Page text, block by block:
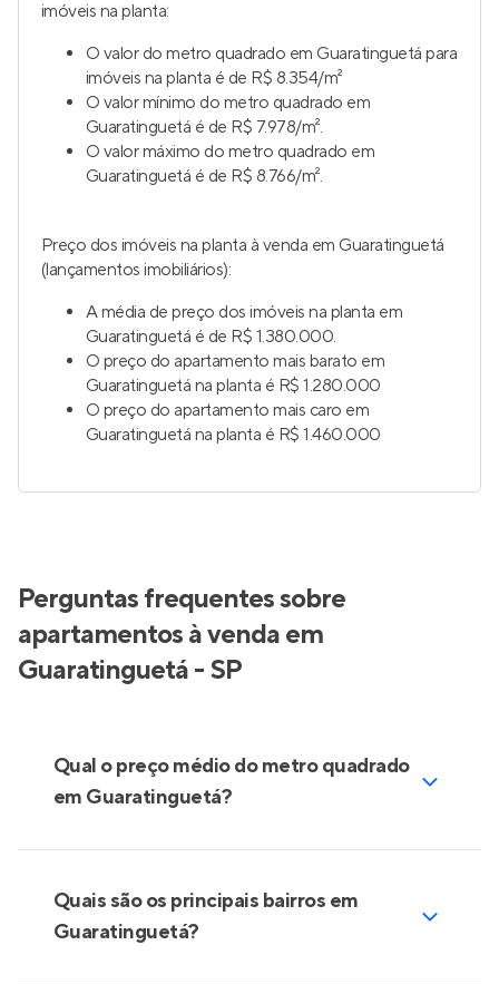
imóveis na planta:
O valor do metro quadrado em Guaratinguetá para
imóveis na planta é de R$ 8.354/m²
O valor mínimo do metro quadrado em
Guaratinguetá é de R$ 7.978/m².
O valor máximo do metro quadrado em
Guaratinguetá é de R$ 8.766/m².
Preço dos imóveis na planta à venda em Guaratinguetá
(lançamentos imobiliários):
A média de preço dos imóveis na planta em
Guaratinguetá é de R$ 1.380.000.
O preço do apartamento mais barato em
Guaratinguetá na planta é R$ 1.280.000
O preço do apartamento mais caro em
Guaratinguetá na planta é R$ 1.460.000
Perguntas frequentes sobre
apartamentos à venda em
Guaratinguetá - SP
Qual o preço médio do metro quadrado
em Guaratinguetá?
Quais são os principais bairros em
Guaratinguetá?